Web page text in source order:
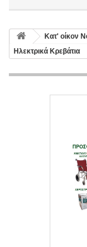
Κατ' οίκον
Ηλεκτρικά Κρεβάτια